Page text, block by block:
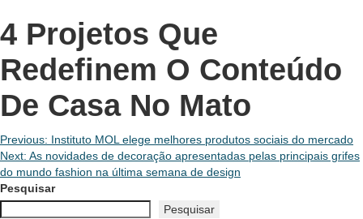
4 Projetos Que
Redefinem O Conteúdo
De Casa No Mato
Navegação
de
Post
Previous: Instituto MOL elege melhores produtos sociais do mercado
Next: As novidades de decoração apresentadas pelas principais grifes
do mundo fashion na última semana de design
Pesquisar
Pesquisar